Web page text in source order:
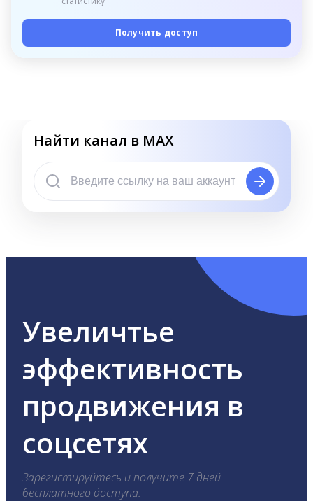
Получить доступ
Найти канал в MAX
Увеличтье
эффективность
продвижения в
соцсетях
Зарегистируйтесь и получите 7 дней
бесплатного доступа.